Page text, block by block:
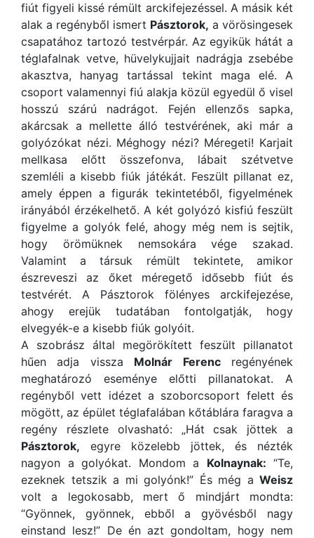
fiút figyeli kissé rémült arckifejezéssel. A másik két
alak a regényből ismert Pásztorok, a vörösingesek
csapatához tartozó testvérpár. Az egyikük hátát a
téglafalnak vetve, hüvelykujjait nadrágja zsebébe
akasztva, hanyag tartással tekint maga elé. A
csoport valamennyi fiú alakja közül egyedül ő visel
hosszú szárú nadrágot. Fején ellenzős sapka,
akárcsak a mellette álló testvérének, aki már a
golyózókat nézi. Méghogy nézi? Méregeti! Karjait
mellkasa előtt összefonva, lábait szétvetve
szemléli a kisebb fiúk játékát. Feszült pillanat ez,
amely éppen a figurák tekintetéből, figyelmének
irányából érzékelhető. A két golyózó kisfiú feszült
figyelme a golyók felé, ahogy még nem is sejtik,
hogy örömüknek nemsokára vége szakad.
Valamint a társuk rémült tekintete, amikor
észreveszi az őket méregető idősebb fiút és
testvérét. A Pásztorok fölényes arckifejezése,
ahogy erejük tudatában fontolgatják, hogy
elvegyék-e a kisebb fiúk golyóit.
A szobrász által megörökített feszült pillanatot
hűen adja vissza Molnár Ferencregényének
meghatározó eseménye előtti pillanatokat. A
regényből vett idézet a szoborcsoport felett és
mögött, az épület téglafalában kőtáblára faragva a
regény részlete olvasható: „Hát csak jöttek a
Pásztorok, egyre közelebb jöttek, és nézték
nagyon a golyókat. Mondom a Kolnaynak: “Te,
ezeknek tetszik a mi golyónk!” És még a Weisz
volt a legokosabb, mert ő mindjárt mondta:
“Gyönnek, gyönnek, ebből a gyövésből nagy
einstand lesz!” De én azt gondoltam, hogy nem